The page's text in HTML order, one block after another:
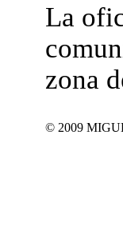
La
zona
© 2009